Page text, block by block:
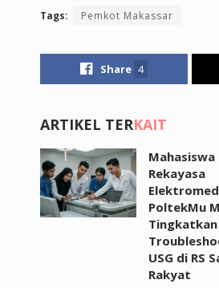
Tags: Pemkot Makassar
Share 4
ARTIKEL TERKAIT
Mahasiswa
Rekayasa
PoltekMu
USG di RS
Rakyat